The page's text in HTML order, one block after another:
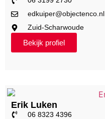
edkuiper@objectenco.nl
Zuid-Scharwoude
Bekijk profiel
Erik Luken
06 8323 4396